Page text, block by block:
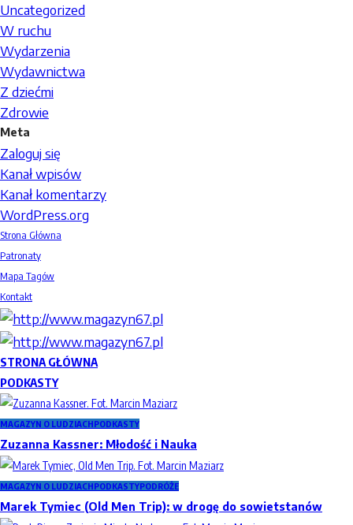
Uncategorized
W ruchu
Wydarzenia
Wydawnictwa
Z dziećmi
Zdrowie
Meta
Zaloguj się
Kanał wpisów
Kanał komentarzy
WordPress.org
Strona Główna
Patronaty
Mapa Tagów
Kontakt
STRONA GŁÓWNA
PODKASTY
MAGAZYN O LUDZIACHPODKASTY
Zuzanna Kassner: Młodość i Nauka
MAGAZYN O LUDZIACHPODKASTYPODRÓŻE
Marek Tymiec (Old Men Trip): w drogę do sowietstanów